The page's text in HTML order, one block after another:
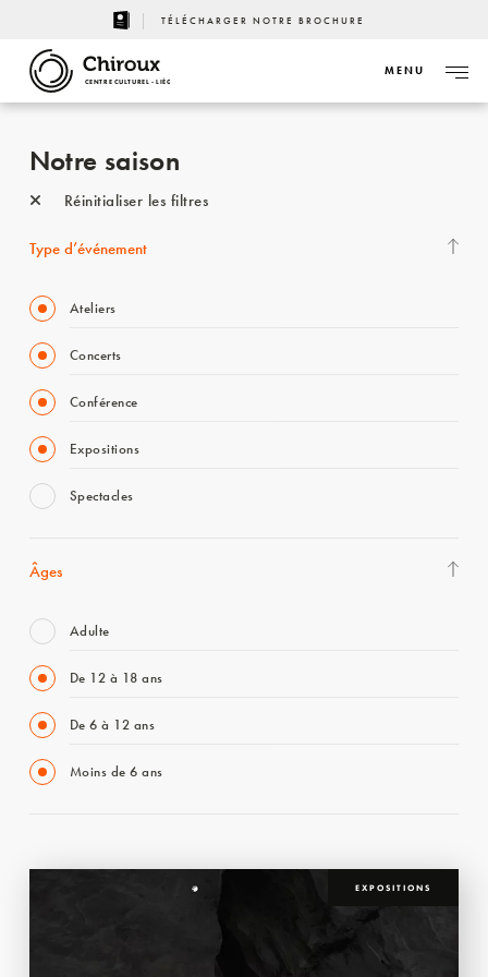
TÉLÉCHARGER NOTRE BROCHURE
CENTRE CULTUREL - LIÈGE
MENU
Notre saison
Réinitialiser les filtres
Type d’événement
Ateliers
Concerts
Conférence
Expositions
Spectacles
Âges
Adulte
De 12 à 18 ans
De 6 à 12 ans
Moins de 6 ans
EXPOSITIONS